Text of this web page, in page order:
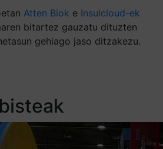
Atten Biok e Insulcloud-ek
bitartez gauzatu dituzten
gehiago jaso ditzakezu.